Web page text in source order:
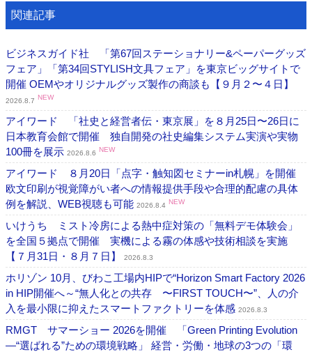
関連記事
ビジネスガイド社 「第67回ステーショナリー&ペーパーグッズ
フェア」「第34回STYLISH文具フェア」を東京ビッグサイトで
開催 OEMやオリジナルグッズ製作の商談も【９月２〜４日】
2026.8.7 NEW
アイワード 「社史と経営者伝・東京展」を８月25日〜26日に
日本教育会館で開催 独自開発の社史編集システム実演や実物
100冊を展示 2026.8.6 NEW
アイワード ８月20日「点字・触知図セミナーin札幌」を開催
欧文印刷が視覚障がい者への情報提供手段や合理的配慮の具体
例を解説、WEB視聴も可能 2026.8.4 NEW
いけうち ミスト冷房による熱中症対策の「無料デモ体験会」
を全国５拠点で開催 実機による霧の体感や技術相談を実施
【７月31日・８月７日】
2026.8.3
ホリゾン 10月、びわこ工場内HIPで“Horizon Smart Factory 2026
in HIP開催へ～“無人化との共存 〜FIRST TOUCH〜”、人の介
入を最小限に抑えたスマートファクトリーを体感 2026.8.3
RMGT サマーショー 2026を開催 「Green Printing Evolution
―“選ばれる”ための環境戦略」 経営・労働・地球の3つの「環